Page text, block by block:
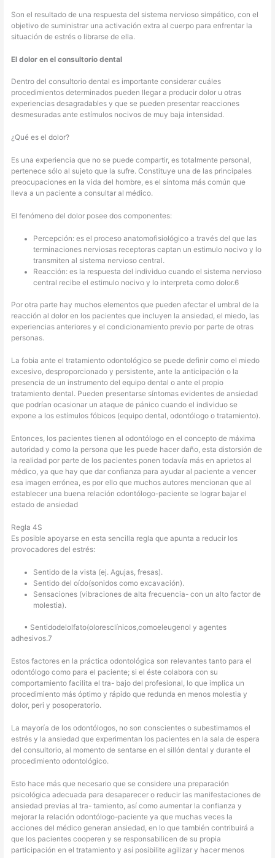
Son el resultado de una respuesta del sistema nervioso simpático, con el
objetivo de suministrar una activación extra al cuerpo para enfrentar la
situación de estrés o librarse de ella.
El dolor en el consultorio dental
Dentro del consultorio dental es importante considerar cuáles
procedimientos determinados pueden llegar a producir dolor u otras
experiencias desagradables y que se pueden presentar reacciones
desmesuradas ante estímulos nocivos de muy baja intensidad.
¿Qué es el dolor?
Es una experiencia que no se puede compartir, es totalmente personal,
pertenece sólo al sujeto que la sufre. Constituye una de las principales
preocupaciones en la vida del hombre, es el síntoma más común que
lleva a un paciente a consultar al médico.
El fenómeno del dolor posee dos componentes:
Percepción: es el proceso anatomofisiológico a través del que las
terminaciones nerviosas receptoras captan un estimulo nocivo y lo
transmiten al sistema nervioso central.
Reacción: es la respuesta del individuo cuando el sistema nervioso
central recibe el estimulo nocivo y lo interpreta como dolor.6
Por otra parte hay muchos elementos que pueden afectar el umbral de la
reacción al dolor en los pacientes que incluyen la ansiedad, el miedo, las
experiencias anteriores y el condicionamiento previo por parte de otras
personas.
La fobia ante el tratamiento odontológico se puede definir como el miedo
excesivo, desproporcionado y persistente, ante la anticipación o la
presencia de un instrumento del equipo dental o ante el propio
tratamiento dental. Pueden presentarse síntomas evidentes de ansiedad
que podrían ocasionar un ataque de pánico cuando el individuo se
expone a los estímulos fóbicos (equipo dental, odontólogo o tratamiento).
Entonces, los pacientes tienen al odontólogo en el concepto de máxima
autoridad y como la persona que les puede hacer daño, esta distorsión de
la realidad por parte de los pacientes ponen todavía más en aprietos al
médico, ya que hay que dar confianza para ayudar al paciente a vencer
esa imagen errónea, es por ello que muchos autores mencionan que al
establecer una buena relación odontólogo-paciente se lograr bajar el
estado de ansiedad
Regla 4S
Es posible apoyarse en esta sencilla regla que apunta a reducir los
provocadores del estrés:
Sentido de la vista (ej. Agujas, fresas).
Sentido del oído(sonidos como excavación).
Sensaciones (vibraciones de alta frecuencia- con un alto factor de
molestia).
• Sentidodelolfato(oloresclínicos,comoeleugenol y agentes
adhesivos.7
Estos factores en la práctica odontológica son relevantes tanto para el
odontólogo como para el paciente; si el éste colabora con su
comportamiento facilita el tra- bajo del profesional, lo que implica un
procedimiento más óptimo y rápido que redunda en menos molestia y
dolor, peri y posoperatorio.
La mayoría de los odontólogos, no son conscientes o subestimamos el
estrés y la ansiedad que experimentan los pacientes en la sala de espera
del consultorio, al momento de sentarse en el sillón dental y durante el
procedimiento odontológico.
Esto hace más que necesario que se considere una preparación
psicológica adecuada para desaparecer o reducir las manifestaciones de
ansiedad previas al tra- tamiento, así como aumentar la confianza y
mejorar la relación odontólogo-paciente ya que muchas veces la
acciones del médico generan ansiedad, en lo que también contribuirá a
que los pacientes cooperen y se responsabilicen de su propia
participación en el tratamiento y así posibilite agilizar y hacer menos